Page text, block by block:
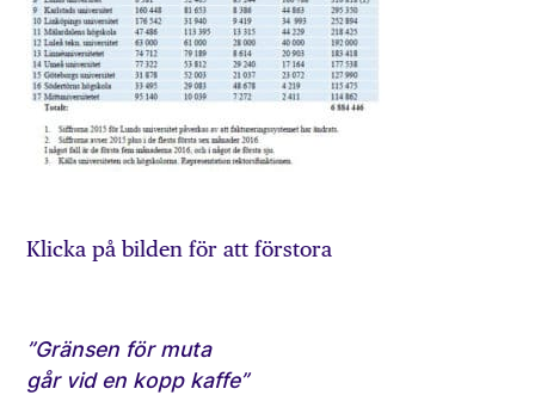
Klicka på bilden för att förstora
”Gränsen för muta
går vid en kopp kaffe”